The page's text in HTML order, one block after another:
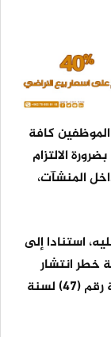
كافة
الالتزام
المنشآت،
استنادا إلى
خطر انتشار
التدخين، وتنفيذا لأحكام قانون الصحة العامة رقم (47) لسنة